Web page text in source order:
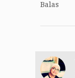
Balas